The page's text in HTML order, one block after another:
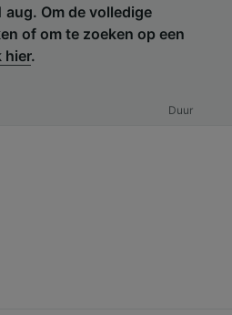
aug. Om de volledige
of om te zoeken op een
hier.
Duur